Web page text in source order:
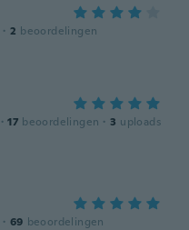
· 2 beoordelingen
· 17 beoordelingen · 3 uploads
· 69 beoordelingen